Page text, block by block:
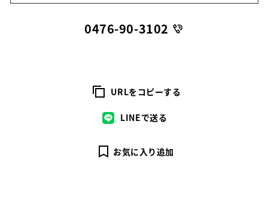
0476-90-3102
URLをコピーする
LINEで送る
お気に入り追加